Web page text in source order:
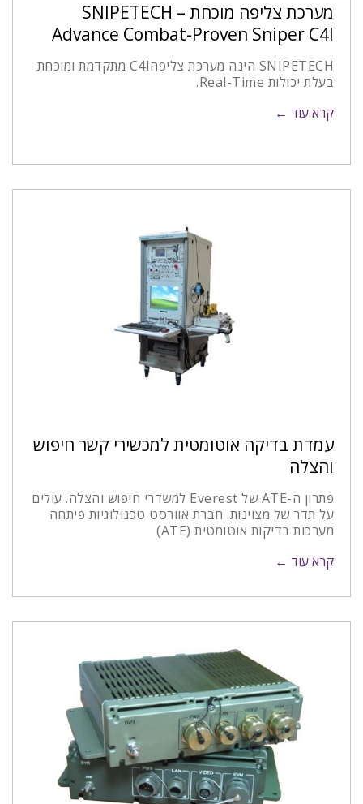
מערכת צליפה מוכחת SNIPETECH –
Advance Combat-Proven Sniper C4I
SNIPETECH הינה מערכת צליפהC4I מתקדמת ומוכחת
בעלת יכולות Real-Time.
קרא עוד ←
עמדת בדיקה אוטומטית למכשירי קשר חיפוש
והצלה
פתרון ה-ATE של Everest למשדרי חיפוש והצלה. עולים
על תדר של מצוינות. חברת אוורסט טכנולוגיות פיתחה
מערכות בדיקות אוטומטית (ATE)
קרא עוד ←